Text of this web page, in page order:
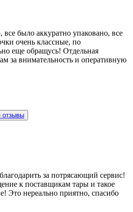
было аккуратно упаковано, все
очень классные, по
еще обращусь! Отдельная
за внимательность и оперативную
отзывы
за потрясающий сервис!
к поставщикам тары и такое
Это нереально приятно, спасибо